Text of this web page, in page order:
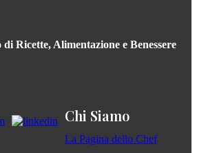
Ricette, Alimentazione e Benessere
Chi Siamo
La Pagina dello Chef